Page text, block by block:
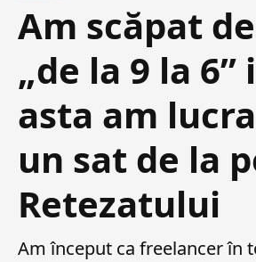
Am scăpat
„de la 9 la
asta am
un sat de la
Retezatului
Am început ca freelancer în